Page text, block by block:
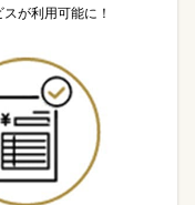
が利用可能に！